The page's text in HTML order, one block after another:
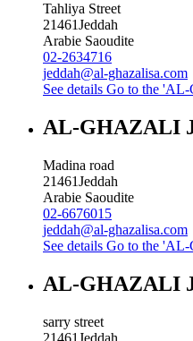
Tahliya Street
21461Jeddah
Arabie Saoudite
02-2634716
jeddah@al-ghazalisa.com
See details Go to the
AL-GHAZALI
Madina road
21461Jeddah
Arabie Saoudite
02-6676015
jeddah@al-ghazalisa.com
See details Go to the
AL-GHAZALI
sarry street
21461 Jeddah